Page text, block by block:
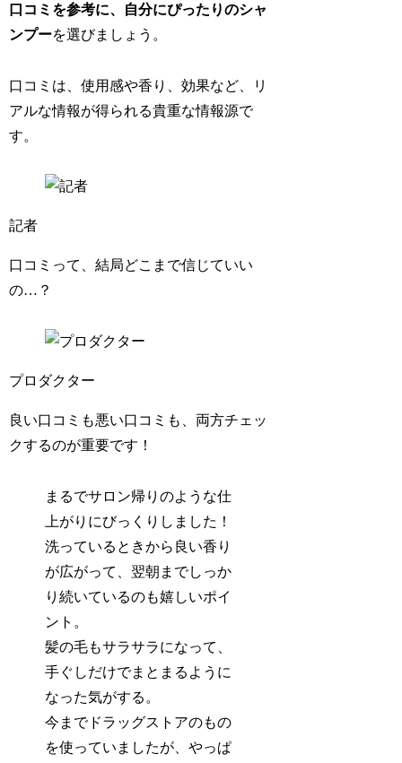
口コミを参考に、自分にぴったりのシャ
ンプーを選びましょう。
口コミは、使用感や香り、効果など、リ
アルな情報が得られる貴重な情報源で
す。
記者
口コミって、結局どこまで信じていい
の…？
プロダクター
良い口コミも悪い口コミも、両方チェッ
クするのが重要です！
まるでサロン帰りのような仕
上がりにびっくりしました！
洗っているときから良い香り
が広がって、翌朝までしっか
り続いているのも嬉しいポイ
ント。
髪の毛もサラサラになって、
手ぐしだけでまとまるように
なった気がする。
今までドラッグストアのもの
を使っていましたが、やっぱ